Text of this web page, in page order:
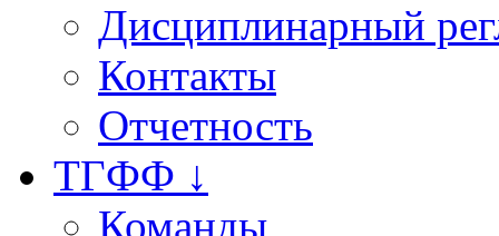
Дисциплинарный
Контакты
Отчетность
ТГФФ ↓
Команды